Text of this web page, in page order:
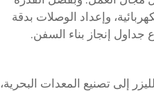
وإعداد الوصلات بدقة
جداول إنجاز بناء السفن.
إلى تصنيع المعدات البحرية،